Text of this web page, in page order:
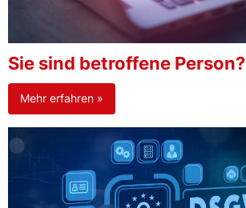
Sie sind betroffene Person?
Mehr erfahren »